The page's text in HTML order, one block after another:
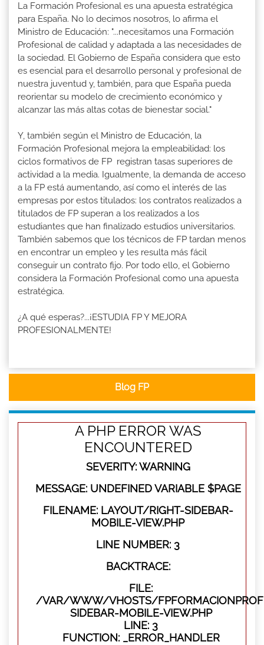
La Formación Profesional es una apuesta estratégica
para España. No lo decimos nosotros, lo afirma el
Ministro de Educación: "...necesitamos una Formación
Profesional de calidad y adaptada a las necesidades de
la sociedad. El Gobierno de España considera que esto
es esencial para el desarrollo personal y profesional de
nuestra juventud y, también, para que España pueda
reorientar su modelo de crecimiento económico y
alcanzar las más altas cotas de bienestar social."
Y, también según el Ministro de Educación, la
Formación Profesional mejora la empleabilidad: los
ciclos formativos de FP registran tasas superiores de
actividad a la media. Igualmente, la demanda de acceso
a la FP está aumentando, así como el interés de las
empresas por estos titulados: los contratos realizados a
titulados de FP superan a los realizados a los
estudiantes que han finalizado estudios universitarios.
También sabemos que los técnicos de FP tardan menos
en encontrar un empleo y les resulta más fácil
conseguir un contrato fijo. Por todo ello, el Gobierno
considera la Formación Profesional como una apuesta
estratégica.
¿A qué esperas?...¡ESTUDIA FP Y MEJORA
PROFESIONALMENTE!
Blog FP
A PHP ERROR WAS
ENCOUNTERED
SEVERITY: WARNING
MESSAGE: UNDEFINED VARIABLE $PAGE
FILENAME: LAYOUT/RIGHT-SIDEBAR-
MOBILE-VIEW.PHP
LINE NUMBER: 3
BACKTRACE:
FILE:
/VAR/WWW/VHOSTS/
SIDEBAR-MOBILE-VIEW.PHP
LINE: 3
FUNCTION: _ERROR_HANDLER